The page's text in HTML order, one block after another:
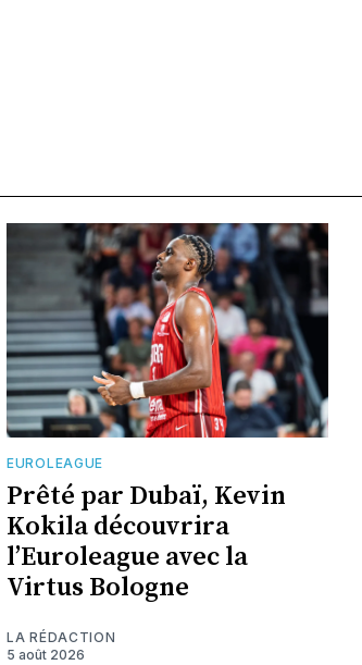
EUROLEAGUE
Prêté par Dubaï, Kevin
Kokila découvrira
l’Euroleague avec la
Virtus Bologne
LA RÉDACTION
5 août 2026